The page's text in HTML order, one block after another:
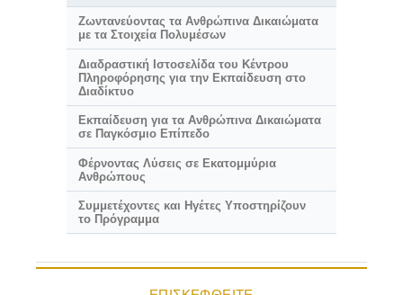
Ζωντανεύοντας τα Ανθρώπινα Δικαιώματα
με τα Στοιχεία Πολυμέσων
Διαδραστική Ιστοσελίδα του Κέντρου
Πληροφόρησης για την Εκπαίδευση στο
Διαδίκτυο
Εκπαίδευση για τα Ανθρώπινα Δικαιώματα
σε Παγκόσμιο Επίπεδο
Φέρνοντας Λύσεις σε Εκατομμύρια
Ανθρώπους
Συμμετέχοντες και Ηγέτες Υποστηρίζουν
το Πρόγραμμα